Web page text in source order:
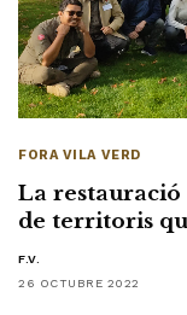
FORA VILA VERD
La
de territoris
F.V.
26 OCTUBRE 2022